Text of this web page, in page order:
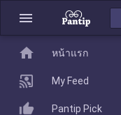
menu
home
home หน้าแรก
My Feed
Pantip Pick